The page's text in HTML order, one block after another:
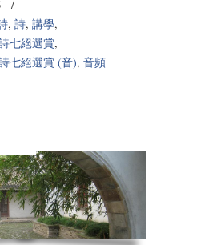
/
, 詩, 講學,
七絕選賞,
七絕選賞 (音), 音頻